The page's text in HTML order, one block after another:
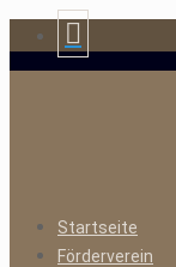
Startseite
Förderverein